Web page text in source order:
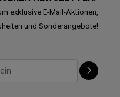
exklusive E-Mail-Aktionen,
und Sonderangebote!